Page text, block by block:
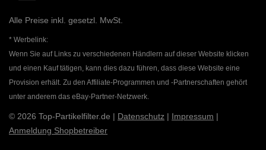
Alle Preise inkl. gesetzl. MwSt.
* Werbelink:
Wenn Sie auf Links zu verschiedenen Händlern auf dieser Website klicken
und einen Kauf tätigen, kann dies dazu führen, dass diese Website eine
Provision erhält. Zu den Affiliate-Programmen und -Partnerschaften gehört
unter anderem das eBay-Partner-Netzwerk.
© 2026 Top-Partikelfilter.de | Datenschutz | Impressum |
Anmeldung Shopbetreiber